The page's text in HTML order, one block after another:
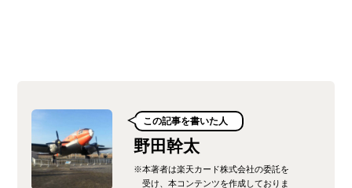
この記事を書いた人
野田幹太
※本著者は楽天カード株式会社の委託を
受け、本コンテンツを作成しておりま